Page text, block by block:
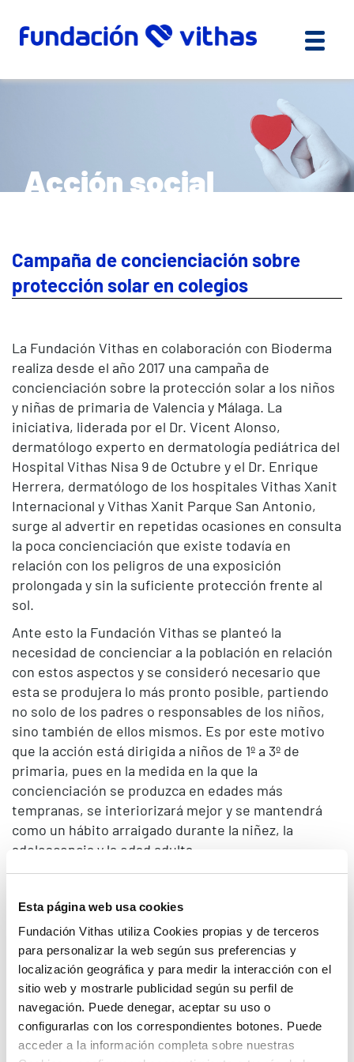
Esta página web usa cookies
Fundación Vithas utiliza Cookies propias y de terceros
para personalizar la web según sus preferencias y
localización geográfica y para medir la interacción con el
sitio web y mostrarle publicidad según su perfil de
navegación. Puede denegar, aceptar su uso o
configurarlas con los correspondientes botones. Puede
acceder a la información completa sobre nuestras
Acción social
Campaña de concienciación sobre
protección solar en colegios
La Fundación Vithas en colaboración con Bioderma
realiza desde el año 2017 una campaña de
concienciación sobre la protección solar a los niños
y niñas de primaria de Valencia y Málaga. La
iniciativa, liderada por el Dr. Vicent Alonso,
dermatólogo experto en dermatología pediátrica del
Hospital Vithas Nisa 9 de Octubre y el Dr. Enrique
Herrera, dermatólogo de los hospitales Vithas Xanit
Internacional y Vithas Xanit Parque San Antonio,
surge al advertir en repetidas ocasiones en consulta
la poca concienciación que existe todavía en
relación con los peligros de una exposición
prolongada y sin la suficiente protección frente al
sol.
Ante esto la Fundación Vithas se planteó la
necesidad de concienciar a la población en relación
con estos aspectos y se consideró necesario que
esta se produjera lo más pronto posible, partiendo
no solo de los padres o responsables de los niños,
sino también de ellos mismos. Es por este motivo
que la acción está dirigida a niños de 1º a 3º de
primaria, pues en la medida en la que la
concienciación se produzca en edades más
tempranas, se interiorizará mejor y se mantendrá
como un hábito arraigado durante la niñez, la
adolescencia y la edad adulta
El equipo de dermatólogos se ha dividido por
diferentes centros educativos, donde imparten un
taller práctico en el que los participantes pueden
conocer desde los nocivos efectos de exponerse al
sol sin protección, hasta el tipo de crema más
adecuado según su edad y tipo de piel, o las horas
del día en las que existen mayores riegos de
quemaduras. Estas aulas buscan también la